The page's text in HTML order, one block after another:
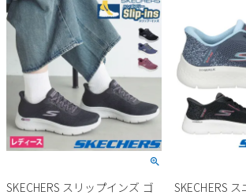
SKECHERS スリップインズ ゴ
SKECHERS